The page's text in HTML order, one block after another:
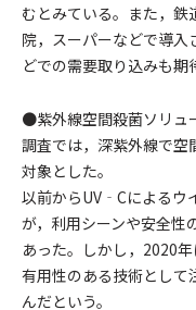
むとみている。また，
院，スーパーなどで導入
どでの需要取り込みも期
●紫外線空間殺菌ソリュ
調査では，深紫外線で空
対象とした。
以前からUV‐Cによるウ
が，利用シーンや安全性
あった。しかし，2020
有用性のある技術として
んだという。